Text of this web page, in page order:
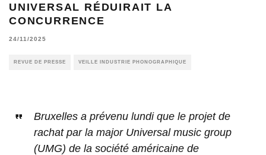
UNIVERSAL RÉDUIRAIT LA
CONCURRENCE
24/11/2025
REVUE DE PRESSE VEILLE INDUSTRIE PHONOGRAPHIQUE
Bruxelles a prévenu lundi que le projet de
rachat par la major Universal music group
(UMG) de la société américaine de